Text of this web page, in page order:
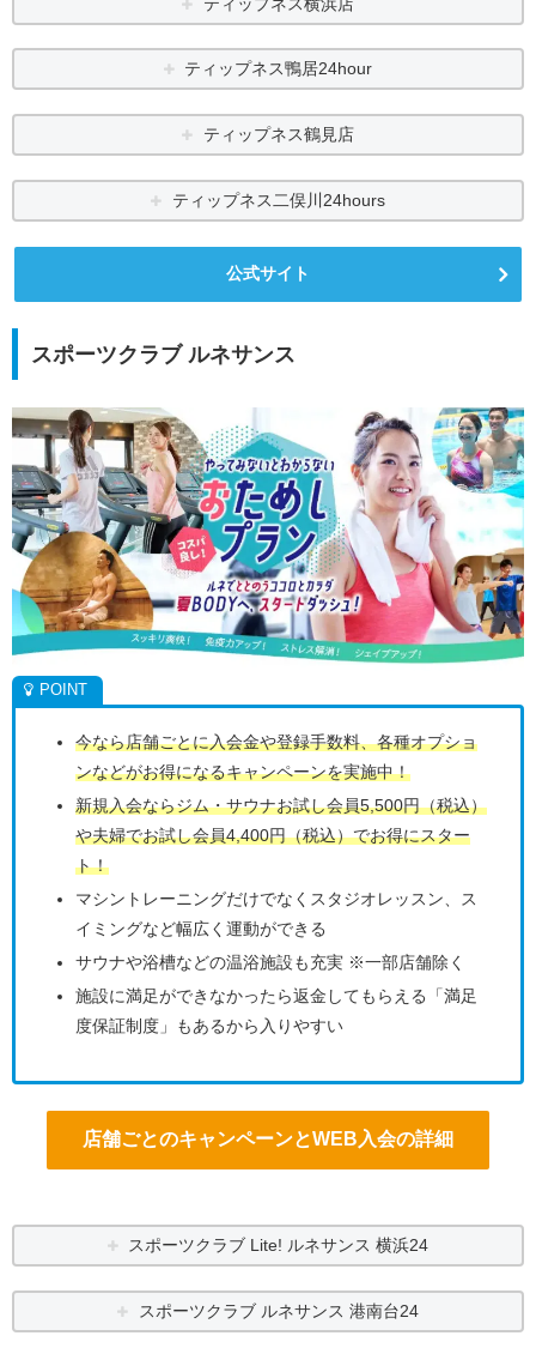
ティップネス鴨居24hour
ティップネス鶴見店
ティップネス二俣川24hours
公式サイト
スポーツクラブ ルネサンス
今なら店舗ごとに入会金や登録手数料、各種オプショ
ンなどがお得になるキャンペーンを実施中！
新規入会ならジム・サウナお試し会員5,500円（税込）
や夫婦でお試し会員4,400円（税込）でお得にスター
ト！
マシントレーニングだけでなくスタジオレッスン、ス
イミングなど幅広く運動ができる
サウナや浴槽などの温浴施設も充実 ※一部店舗除く
施設に満足ができなかったら返金してもらえる「満足
度保証制度」もあるから入りやすい
店舗ごとのキャンペーンとWEB入会の詳細
スポーツクラブ Lite! ルネサンス 横浜24
スポーツクラブ ルネサンス 港南台24